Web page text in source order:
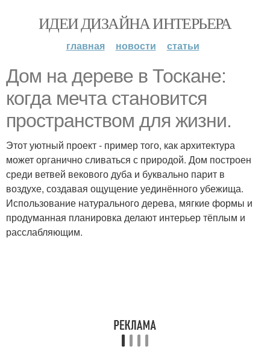
ИДЕИ ДИЗАЙНА ИНТЕРЬЕРА
главная новости статьи
Дом на дереве в Тоскане:
когда мечта становится
пространством для жизни.
Этот уютный проект - пример того, как архитектура
может органично сливаться с природой. Дом построен
среди ветвей векового дуба и буквально парит в
воздухе, создавая ощущение уединённого убежища.
Использование натурального дерева, мягкие формы и
продуманная планировка делают интерьер тёплым и
расслабляющим.